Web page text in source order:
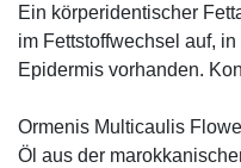
Ein körperidentischer
im Fettstoffwechsel auf,
Epidermis vorhanden.
Ormenis Multicaulis
Öl aus der